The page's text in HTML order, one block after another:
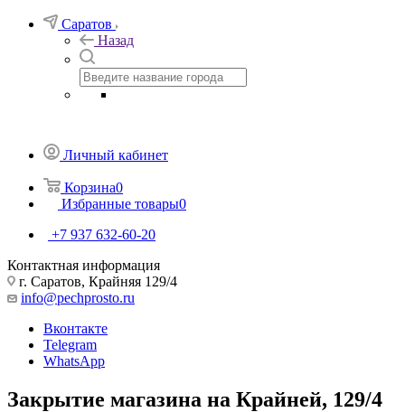
Саратов
Назад
Личный кабинет
Корзина0
Избранные товары0
+7 937 632-60-20
Контактная информация
г. Саратов, Крайняя 129/4
info@pechprosto.ru
Вконтакте
Telegram
WhatsApp
Закрытие магазина на Крайней, 129/4